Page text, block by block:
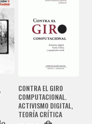
CONTRA EL GIRO
COMPUTACIONAL.
ACTIVISMO DIGITAL,
TEORÍA CRÍTICA